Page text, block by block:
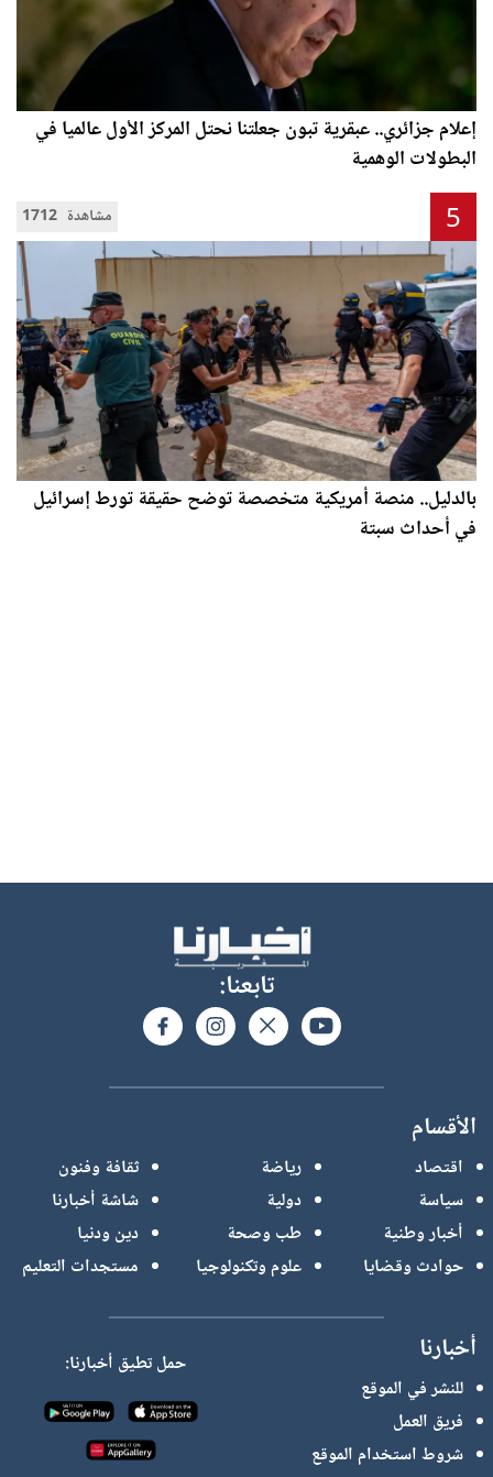
إعلام جزائري.. عبقرية تبون جعلتنا نحتل المركز الأول عالميا في
البطولات الوهمية
1712 مشاهدة 5
بالدليل.. منصة أمريكية متخصصة توضح حقيقة تورط إسرائيل
في أحداث سبتة
تابعنا:
الأقسام
ثقافة وفنون
شاشة أخبارنا
دين ودنيا
مستجدات التعليم
رياضة
دولية
طب وصحة
علوم وتكنولوجيا
اقتصاد
سياسة
أخبار وطنية
حوادث وقضايا
حمل تطيق أخبارنا: أخبارنا
للنشر في الموقع
فريق العمل
شروط استخدام الموقع